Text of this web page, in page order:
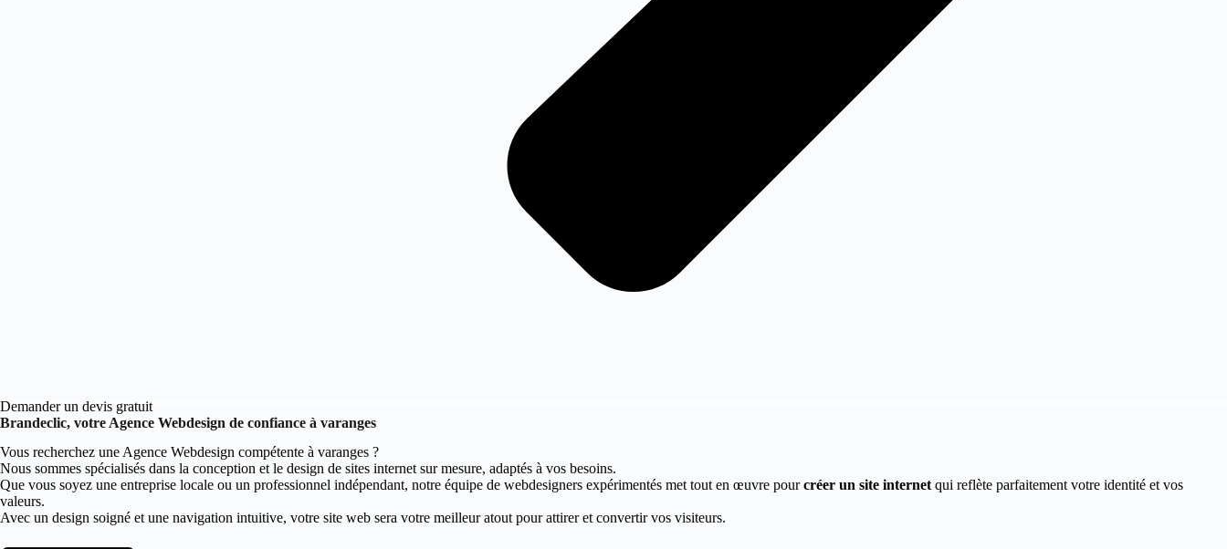
Demander un devis gratuit
Brandeclic, votre Agence Webdesign de confiance à varanges
Vous recherchez une Agence Webdesign compétente à varanges ?
Nous sommes spécialisés dans la conception et le design de sites internet sur mesure, adaptés à vos besoins.
Que vous soyez une entreprise locale ou un professionnel indépendant, notre équipe de webdesigners expérimentés met tout en œuvre pourcréer un site internet qui reflète parfaitement votre identité et vos
valeurs.
Avec un design soigné et une navigation intuitive, votre site web sera votre meilleur atout pour attirer et convertir vos visiteurs.